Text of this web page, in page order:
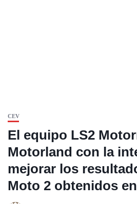
CEV
El equipo LS2
Motorland con la
mejorar los
Moto 2 obtenidos